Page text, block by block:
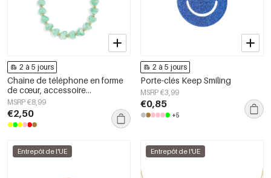
2 à 5 jours
Chaîne de téléphone en forme
de cœur, accessoire
décontracté en acrylique pour
le quotidien
MSRP €8,99
€2,50
2 à 5 jours
Porte-clés Keep Smiling
MSRP €3,99
€0,85
+5
Entrepôt de l'UE Entrepôt de l'UE